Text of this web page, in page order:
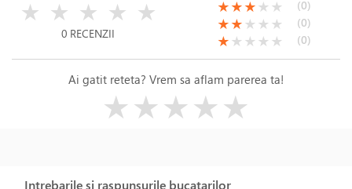
★ ★ ★ ★ ★
0 RECENZII
(*)
★(*)
★(*)
★( )
★ ( )
★ (0)
(*)
★(*)
★( )
★ ( )
★ ( )
★ (0)
(*)
★( )
★ ( )
★ ( )
★ ( )
★ (0)
Ai gatit reteta? Vrem sa aflam parerea ta!
★★★★★
Intrebarile si raspunsurile bucatarilor